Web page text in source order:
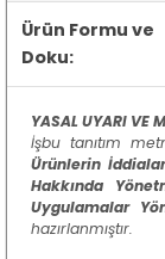
Ürün Formu ve
Doku:
YASAL UYARI VE
İşbu tanıtım
Ürünlerin
Hakkında
Uygulamalar
hazırlanmıştır.